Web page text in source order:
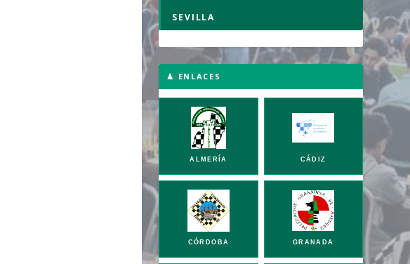
SEVILLA
♟ ENLACES
ALMERÍA CÁDIZ
CÓRDOBA GRANADA